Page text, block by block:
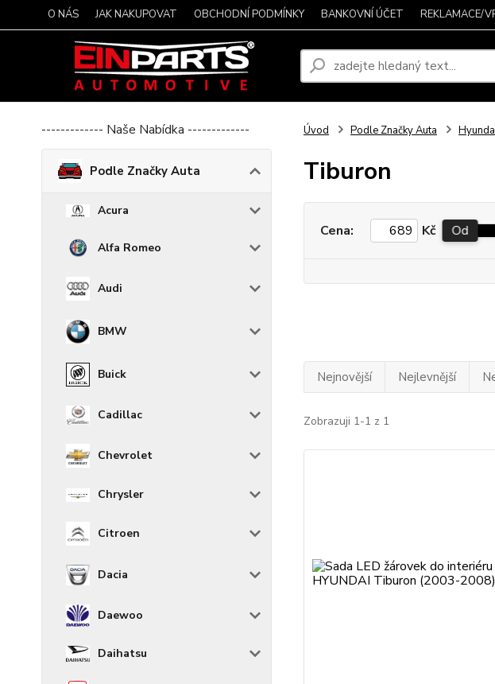
O NÁS JAK NAKUPOVAT OBCHODNÍ PODMÍNKY BANKOVNÍ ÚČET REKLAMACE/
------------- Naše Nabídka -------------
Podle Značky Auta
Acura
Alfa Romeo
Audi
BMW
Buick
Cadillac
Chevrolet
Chrysler
Citroen
Dacia
Daewoo
Daihatsu
Úvod Podle Značky Auta
Tiburon
Cena: Kč Od
Nejnovější Nejlevnější
Zobrazuji 1-1 z 1